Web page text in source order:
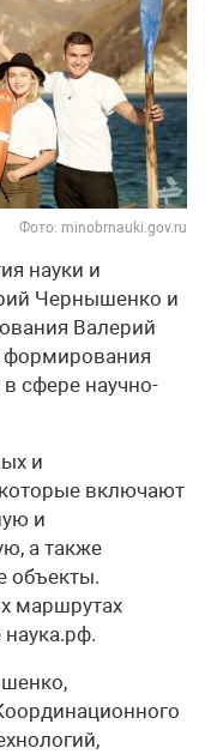
Фото: minobrnauki.gov.ru
науки и
Чернышенко и
Валерий
формирования
сфере научно-
и
включают
и
а также
объекты.
маршрутах